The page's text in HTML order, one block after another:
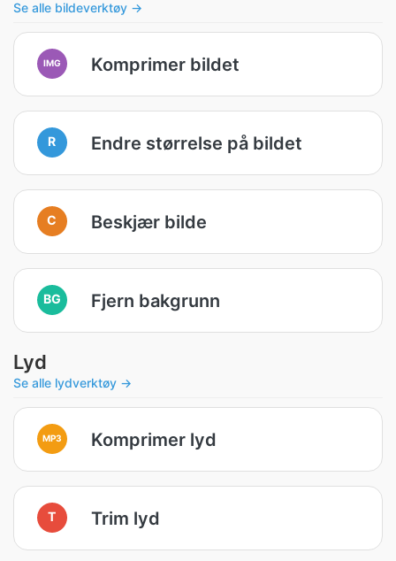
Se alle bildeverktøy →
IMG Komprimer bildet
R Endre størrelse på bildet
C Beskjær bilde
BG Fjern bakgrunn
Lyd
Se alle lydverktøy →
MP3 Komprimer lyd
T Trim lyd